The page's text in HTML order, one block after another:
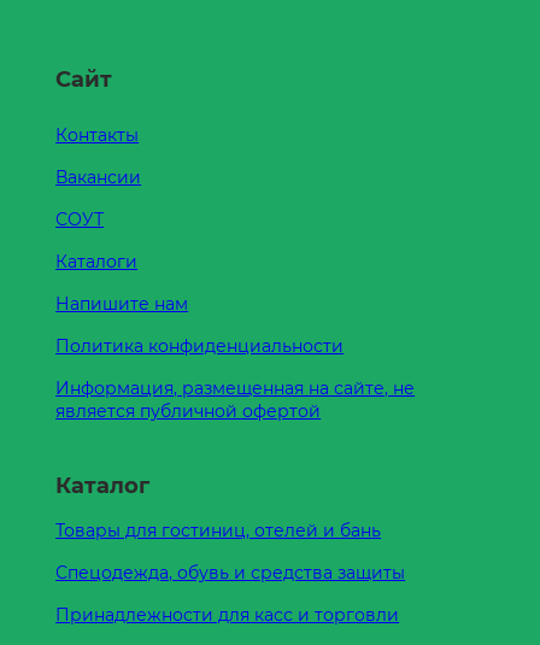
Сайт
Контакты
Вакансии
СОУТ
Каталоги
Напишите нам
Политика конфиденциальности
Информация, размещенная на сайте, не
является публичной офертой
Каталог
Товары для гостиниц, отелей и бань
Спецодежда, обувь и средства защиты
Принадлежности для касс и торговли